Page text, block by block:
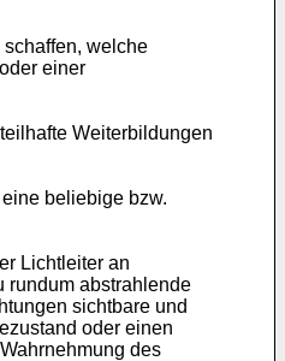
welche
einer
Weiterbildungen
beliebige bzw.
Lichtleiter an
rundum abstrahlende
sichtbare und
oder einen
des